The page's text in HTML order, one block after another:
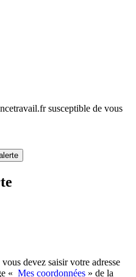
susceptible de vous
devez saisir votre adresse
« Mes coordonnées » de la